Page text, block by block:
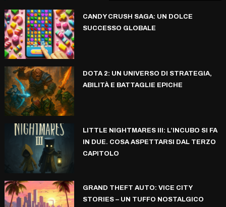
CANDY CRUSH SAGA: UN DOLCE
SUCCESSO GLOBALE
DOTA 2: UN UNIVERSO DI STRATEGIA,
ABILITÀ E BATTAGLIE EPICHE
LITTLE NIGHTMARES III: L’INCUBO SI FA
IN DUE. COSA ASPETTARSI DAL TERZO
CAPITOLO
GRAND THEFT AUTO: VICE CITY
STORIES – UN TUFFO NOSTALGICO